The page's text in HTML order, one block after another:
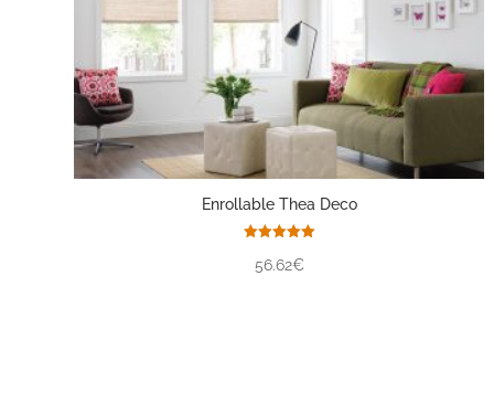
Enrollable Thea Deco
con
56.62€